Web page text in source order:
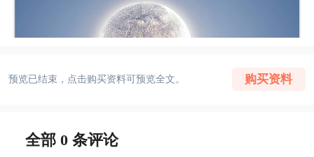
预览已结束，点击购买资料可预览全文。 购买资料
全部 0 条评论